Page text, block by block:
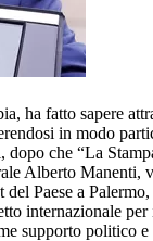
ha fatto sapere
in modo
che “La
Alberto
del Paese a
internazionale
supporto politico e